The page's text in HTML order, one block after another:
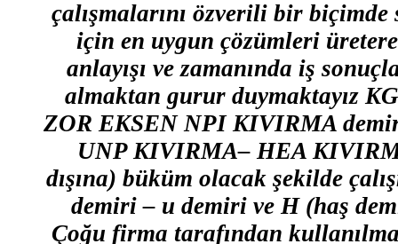
çalışmalarını özverili bir
için en uygun çözümleri
anlayışı ve zamanında iş
almaktan gurur duymaktayız
ZOR EKSEN NPI KIVIRMA
UNP KIVIRMA– HEA
dışına) büküm olacak şekilde
demiri – u demiri ve H (haş
Çoğu firma tarafından